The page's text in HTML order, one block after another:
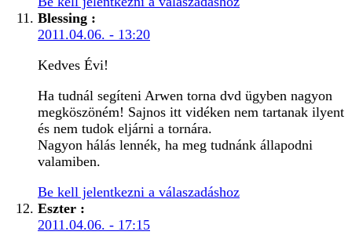
Blessing :
2011.04.06. - 13:20
Kedves Évi!
Ha tudnál segíteni Arwen torna dvd ügyben nagyon
megköszöném! Sajnos itt vidéken nem tartanak ilyent
és nem tudok eljárni a tornára.
Nagyon hálás lennék, ha meg tudnánk állapodni
valamiben.
Be kell jelentkezni a válaszadáshoz
Eszter :
2011.04.06. - 17:15